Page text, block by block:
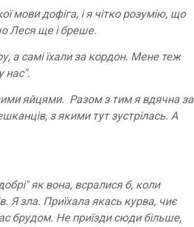
мови дофіга, і я чітко розумію, що
Леся ще і бреше.
а самі їхали за кордон. Мене теж
нас".
яйцями. Разом з тим я вдячна за
з якими тут зустрілась. А
як вона, всралися б, коли
Я зла. Приїхала якась курва, чиє
брудом. Не приїзди сюди більше,